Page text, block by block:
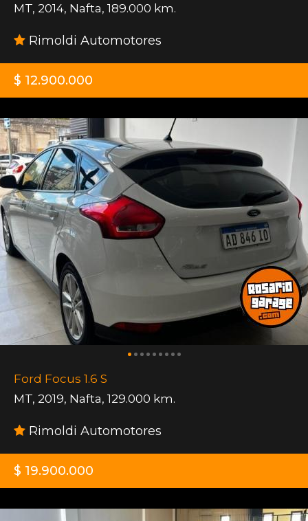
MT, 2014, Nafta, 189.000 km.
Rimoldi Automotores
$ 12.900.000
Ford Focus 1.6 S
MT, 2019, Nafta, 129.000 km.
Rimoldi Automotores
$ 19.900.000